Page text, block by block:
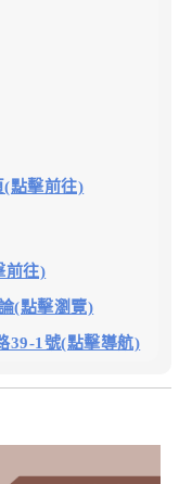
(點擊前往)
前往)
(點擊瀏覽)
39-1號(點擊導航)